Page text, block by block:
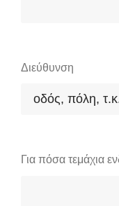
Διεύθυνση
Για πόσα τεμάχια